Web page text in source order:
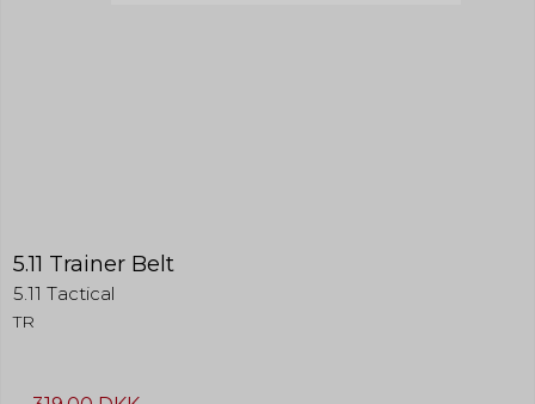
5.11 Trainer Belt
5.11 Tactical
TR